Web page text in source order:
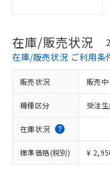
在庫/販売状況
在庫/販売状況 ご利用条
販売状況 販売中
機種区分 受注
在庫状況
標準価格(税別) ¥